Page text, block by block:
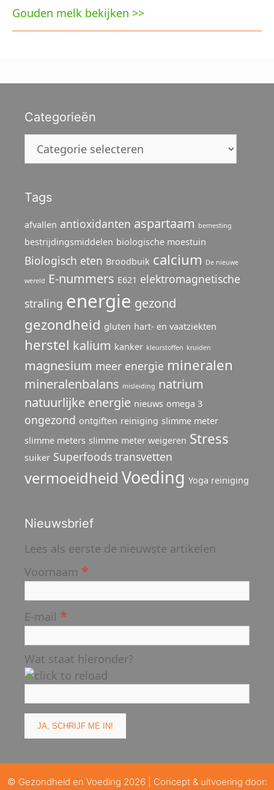
Gouden melk bekijken >>
Categorieën
Categorieën
Tags
afvallen antioxidanten aspartaam bemesting
bestrijdingsmiddelen biologische moestuin
Biologisch eten Broodbuik calcium De nieuwe
wereld E-nummers E621 elektromagnetische
straling energie gezond
gezondheid gluten hart- en vaatziekten
herstel kalium kanker kleurstoffen kruiden
magnesium meer energie mineralen
mineralenbalans misleiding natrium
natuurlijke energie nieuws omega 3
ongezond ontgiften reiniging slimme meter
slimme meters slimme meter weigeren Stress
suiker Superfoods transvetten
vermoeidheid Voeding Yoga reiniging
Nieuwsbrief
Lees als eerste de nieuwste artikelen
Voornaam *
E-mail *
Wat staat hieronder?
© Gezondheid en Voeding 2026 | Concept & uitvoering door: